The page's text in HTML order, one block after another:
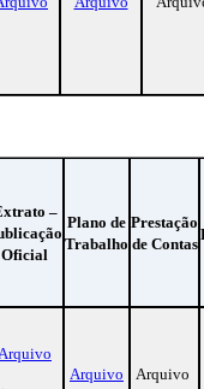
–
Oficial
Plano de
Trabalho
Prestação
de Contas
Arquivo Arquivo